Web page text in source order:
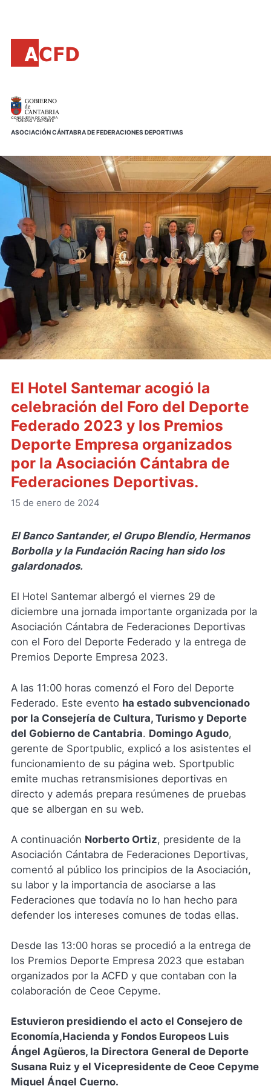
contenido
principal
ASOCIACIÓN CÁNTABRA DE FEDERACIONES DEPORTIVAS
El Hotel Santemar acogió la
celebración del Foro del Deporte
Federado 2023 y los Premios
Deporte Empresa organizados
por la Asociación Cántabra de
Federaciones Deportivas.
15 de enero de 2024
El Banco Santander, el Grupo Blendio, Hermanos
Borbolla y la Fundación Racing han sido los
galardonados.
El Hotel Santemar albergó el viernes 29 de
diciembre una jornada importante organizada por la
Asociación Cántabra de Federaciones Deportivas
con el Foro del Deporte Federado y la entrega de
Premios Deporte Empresa 2023.
A las 11:00 horas comenzó el Foro del Deporte
Federado. Este evento ha estado subvencionado
por la Consejería de Cultura, Turismo y Deporte
del Gobierno de Cantabria. Domingo Agudo,
gerente de Sportpublic, explicó a los asistentes el
funcionamiento de su página web. Sportpublic
emite muchas retransmisiones deportivas en
directo y además prepara resúmenes de pruebas
que se albergan en su web.
A continuación Norberto Ortiz, presidente de la
Asociación Cántabra de Federaciones Deportivas,
comentó al público los principios de la Asociación,
su labor y la importancia de asociarse a las
Federaciones que todavía no lo han hecho para
defender los intereses comunes de todas ellas.
Desde las 13:00 horas se procedió a la entrega de
los Premios Deporte Empresa 2023 que estaban
organizados por la ACFD y que contaban con la
colaboración de Ceoe Cepyme.
Estuvieron presidiendo el acto el Consejero de
Economía,Hacienda y Fondos Europeos Luis
Ángel Agüeros, la Directora General de Deporte
Susana Ruiz y el Vicepresidente de Ceoe Cepyme
Miguel Ángel Cuerno.